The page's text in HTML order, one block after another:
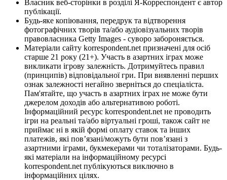
Власник веб-сторінки в розділі Я-Корреспондент є автор
публікації.
Будь-яке копіювання, передрук та відтворення
фотографічних творів та/або аудіовізуальних творів
правовласника Getty Images - суворо забороняється.
Матеріали сайту korrespondent.net призначені для осіб
старше 21 року (21+). Участь в азартних іграх може
викликати ігрову залежність. Дотримуйтесь правил
(принципів) відповідальної гри. При виявленні перших
ознак залежності негайно зверніться до спеціаліста.
Пам'ятайте, що участь в азартних іграх не може бути
джерелом доходів або альтернативою роботі.
Інформаційний ресурс korrespondent.net не проводить
ігри на реальні та/або віртуальні гроші, також сайт не
приймає ні в якій формі оплату ставок та інших
платежів, які пов’язані/можуть бути пов’язані з
азартними іграми, букмекерами чи тоталізаторами. Будь-
які матеріали на інформаційному ресурсі
korrespondent.net публікуються виключно в
інформаційних цілях.